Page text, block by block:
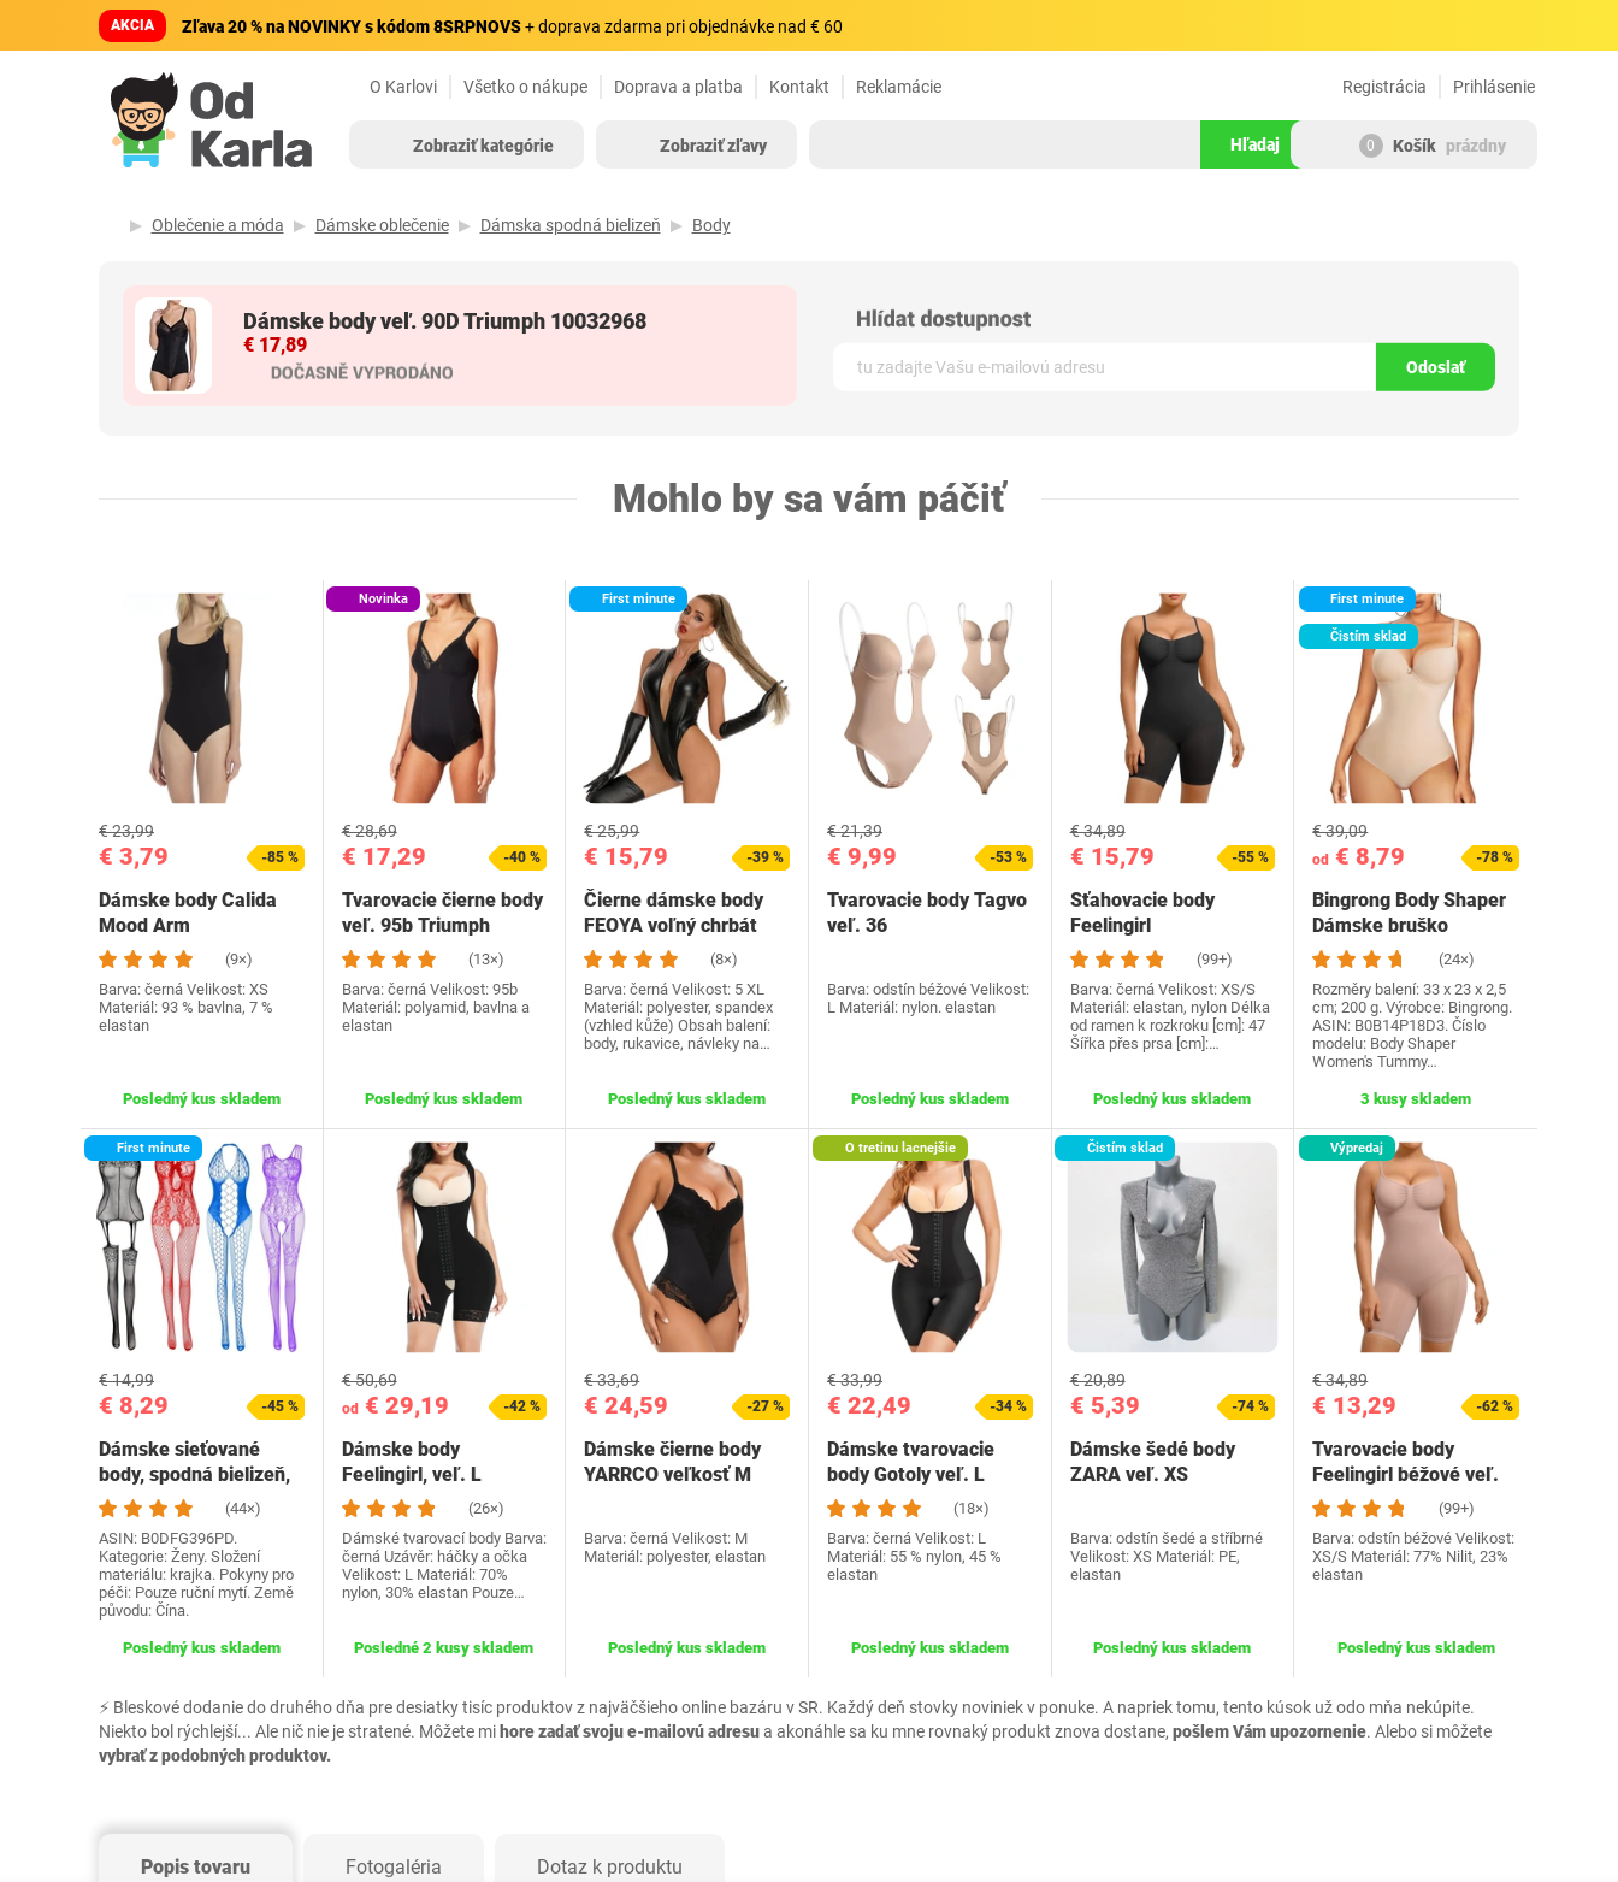
AKCIA Zľava 20 % na NOVINKY s kódom 8SRPNOVS+ doprava zdarma pri objednávke nad € 60
O Karlovi Všetko o nákupe Doprava a platba Kontakt Reklamácie Prihlásenie
Registrácia
Zobraziť kategórie Zobraziť zľavy Hľadaj 0 Košík prázdny
Oblečenie a móda Dámske oblečenie Dámska spodná bielizeň Body
Dámske body veľ. 90D Triumph 10032968
⚡ Bleskové dodanie do druhého dňa pre desiatky tisíc produktov z najväčšieho online bazáru v SR. Každý deň stovky noviniek v ponuke. A napriek tomu, tento kúsok už odo mňa nekúpite.
Niekto bol rýchlejší... Ale nič nie je stratené. Môžete mihore zadať svoju e-mailovú adresua akonáhle sa ku mne rovnaký produkt znova dostane, pošlem Vám upozornenie. Alebo si môžete
vybrať z podobných produktov.
€ 17,89
Odoslať
Mohlo by sa vám páčiť
€ 3,79
€ 23,99
-85 %
Dámske body Calida
Mood Arm
(9×)
Barva: černá Velikost: XS
Materiál: 93 % bavlna, 7 %
elastan
Posledný kus skladem
Novinka
€ 17,29
€ 28,69
-40 %
Tvarovacie čierne body
veľ. 95b Triumph
(13×)
Barva: černá Velikost: 95b
Materiál: polyamid, bavlna a
elastan
Posledný kus skladem
First minute
€ 15,79
€ 25,99
-39 %
Čierne dámske body
FEOYA voľný chrbát
(8×)
Barva: černá Velikost: 5 XL
Materiál: polyester, spandex
(vzhled kůže) Obsah balení:
body, rukavice, návleky na…
Posledný kus skladem
€ 9,99
€ 21,39
-53 %
Tvarovacie body Tagvo
veľ. 36
Barva: odstín béžové Velikost:
L Materiál: nylon. elastan
Posledný kus skladem
€ 15,79
€ 34,89
-55 %
Sťahovacie body
Feelingirl
LBMT200277-SK1-XS
(99+)
Barva: černá Velikost: XS/S
Materiál: elastan, nylon Délka
od ramen k rozkroku [cm]: 47
Šířka přes prsa [cm]:…
Posledný kus skladem
First minute
Čistím sklad
od € 8,79
€ 39,09
-78 %
Bingrong Body Shaper
Dámske bruško
Tvarovacie oblečenie…
(24×)
Rozměry balení: 33 x 23 x 2,5
cm; 200 g. Výrobce: Bingrong.
ASIN: B0B14P18D3. Číslo
modelu: Body Shaper
Women's Tummy…
3 kusy skladem
First minute
€ 8,29
€ 14,99
-45 %
Dámske sieťované
body, spodná bielizeň,
nočná bielizeň,…(44×)
ASIN: B0DFG396PD.
Kategorie: Ženy. Složení
materiálu: krajka. Pokyny pro
péči: Pouze ruční mytí. Země
původu: Čína.
Posledný kus skladem
od€ 29,19
€ 50,69
-42 %
Dámske body
Feelingirl, veľ. L
(26×)
Dámské tvarovací body Barva:
černá Uzávěr: háčky a očka
Velikost: L Materiál: 70%
nylon, 30% elastan Pouze…
Posledné 2 kusy skladem
€ 24,59
€ 33,69
-27 %
Dámske čierne body
YARRCO veľkosť M
Barva: černá Velikost: M
Materiál: polyester, elastan
Posledný kus skladem
O tretinu lacnejšie
€ 22,49
€ 33,99
-34 %
Dámske tvarovacie
body Gotoly veľ. L
čierne
(18×)
Barva: černá Velikost: L
Materiál: 55 % nylon, 45 %
elastan
Posledný kus skladem
Čistím sklad
€ 5,39
€ 20,89
-74 %
Dámske šedé body
ZARA veľ. XS
Barva: odstín šedé a stříbrné
Velikost: XS Materiál: PE,
elastan
Posledný kus skladem
Výpredaj
€ 13,29
€ 34,89
-62 %
Tvarovacie body
Feelingirl béžové veľ.
XS/S
(99+)
Barva: odstín béžové Velikost:
XS/S Materiál: 77% Nilit, 23%
elastan
Posledný kus skladem
Popis tovaru Fotogaléria Dotaz k produktu